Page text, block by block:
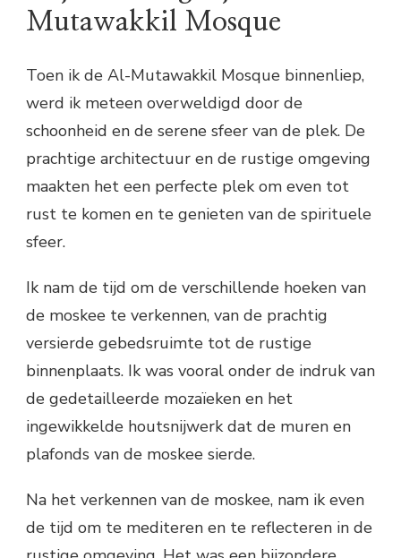
Mutawakkil Mosque
Toen ik de Al-Mutawakkil Mosque binnenliep,
werd ik meteen overweldigd door de
schoonheid en de serene sfeer van de plek. De
prachtige architectuur en de rustige omgeving
maakten het een perfecte plek om even tot
rust te komen en te genieten van de spirituele
sfeer.
Ik nam de tijd om de verschillende hoeken van
de moskee te verkennen, van de prachtig
versierde gebedsruimte tot de rustige
binnenplaats. Ik was vooral onder de indruk van
de gedetailleerde mozaïeken en het
ingewikkelde houtsnijwerk dat de muren en
plafonds van de moskee sierde.
Na het verkennen van de moskee, nam ik even
de tijd om te mediteren en te reflecteren in de